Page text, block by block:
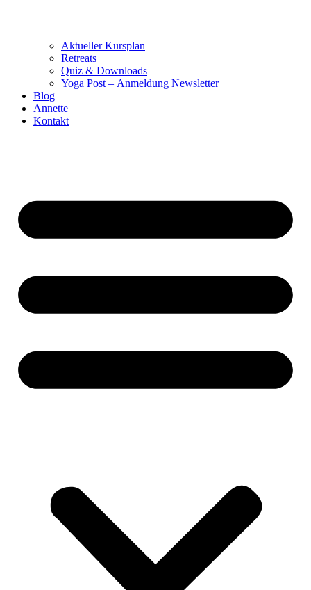
Aktueller Kursplan
Retreats
Quiz & Downloads
Yoga Post – Anmeldung Newsletter
Blog
Annette
Kontakt